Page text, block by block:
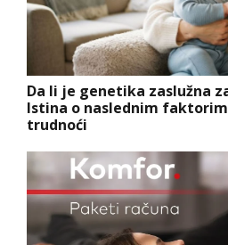
Da li je genetika zaslužna
Istina o naslednim
trudnoći